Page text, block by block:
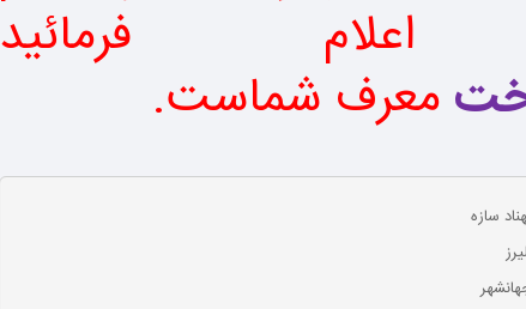
فرمائید
معرف شماست.
سازه